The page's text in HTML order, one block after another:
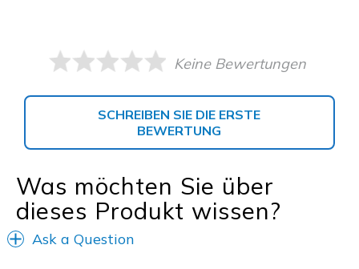
Keine Bewertungen
SCHREIBEN SIE DIE ERSTE
BEWERTUNG
Was möchten Sie über
dieses Produkt wissen?
Ask a Question